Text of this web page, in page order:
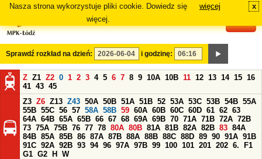
Nasza strona wykorzystuje pliki cookie. Dowiedz się
więcej.
więcej x
Sprawdź rozkład na dzień: i godzinę:
Z Z1 Z2 0 1 2 3 4 5 6 7 8 9 10A 10B 11 12 13 14 15 16
41 43 45
Z3 Z6 Z13 Z43 50A 50B 51A 51B 52 53A 53C 53B 54B 55A
55B 55C 56 57 58A 58B 59 60A 60B 60C 60D 61 62 63
64A 64B 65A 65B 66 67 68 69A 69B 70 71A 71B 72A 72B
73 75A 75B 76 77 78 80A 80B 81A 81B 82A 82B 83 84A
84B 85A 85B 86 87A 87B 88A 88B 88C 88D 89 90 91A 91B
91C 92A 92B 93 94 96 97A 97B 99 100 101 201 202 6.
F1
G1 G2 H
W